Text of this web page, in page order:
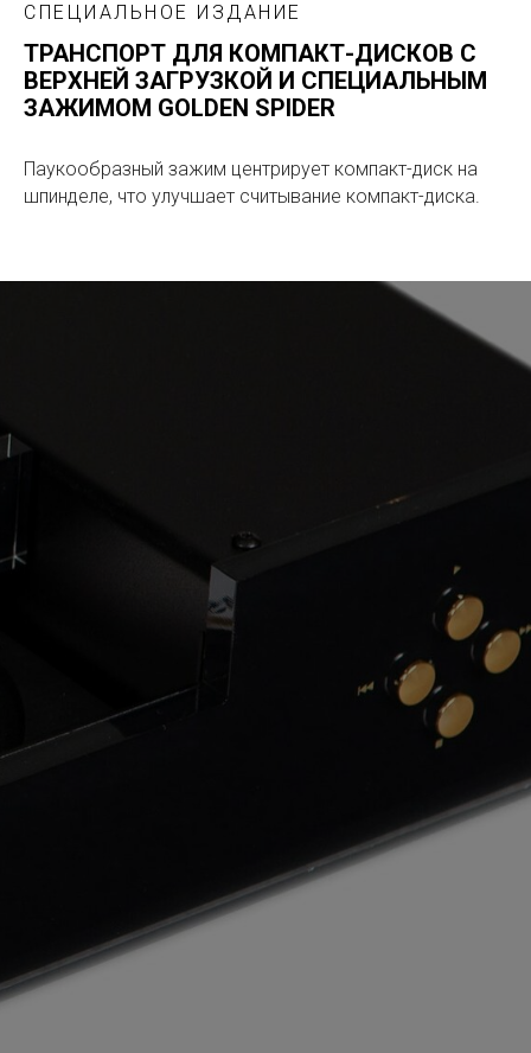
СПЕЦИАЛЬНОЕ ИЗДАНИЕ
ТРАНСПОРТ ДЛЯ КОМПАКТ-ДИСКОВ С
ВЕРХНЕЙ ЗАГРУЗКОЙ И СПЕЦИАЛЬНЫМ
ЗАЖИМОМ GOLDEN SPIDER
Паукообразный зажим центрирует компакт-диск на
шпинделе, что улучшает считывание компакт-диска.